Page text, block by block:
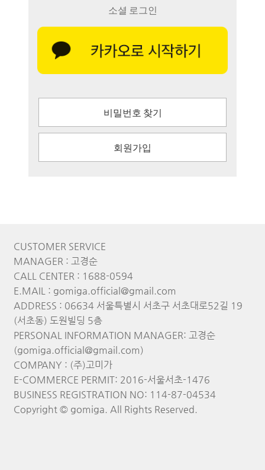
소셜 로그인
비밀번호 찾기
회원가입
CUSTOMER SERVICE
MANAGER : 고경순
CALL CENTER : 1688-0594
E.MAIL : gomiga.official@gmail.com
ADDRESS : 06634 서울특별시 서초구 서초대로52길 19
(서초동) 도원빌딩 5층
PERSONAL INFORMATION MANAGER: 고경순
(gomiga.official@gmail.com)
COMPANY : (주)고미가
E-COMMERCE PERMIT: 2016-서울서초-1476
BUSINESS REGISTRATION NO: 114-87-04534
Copyright © gomiga. All Rights Reserved.